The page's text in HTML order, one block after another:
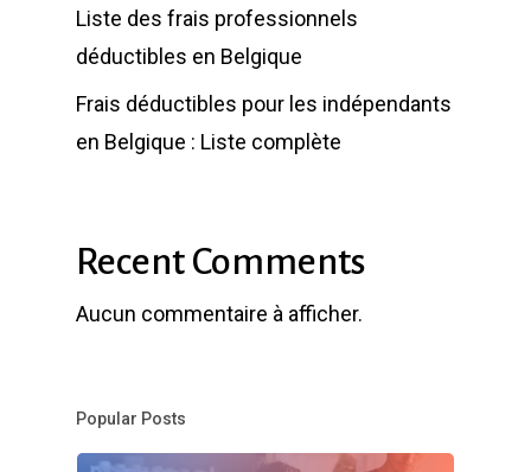
Liste des frais professionnels
déductibles en Belgique
Frais déductibles pour les indépendants
en Belgique : Liste complète
Recent Comments
Aucun commentaire à afficher.
Popular Posts